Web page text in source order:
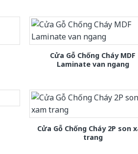
Cửa Gỗ Chống Cháy MDF
Laminate van ngang
Cửa Gỗ Chống Cháy 2P son
trang